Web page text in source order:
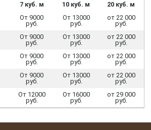
7 куб. м 10 куб. м 20 куб. м
От 9000
руб.
От 13000
руб.
от 22 000
руб.
От 9000
руб.
От 13000
руб.
от 22 000
руб.
От 9000
руб.
От 13000
руб.
от 22 000
руб.
От 9000
руб.
От 13000
руб.
от 22 000
руб.
От 12000
руб.
От 16000
руб.
от 29 000
руб.